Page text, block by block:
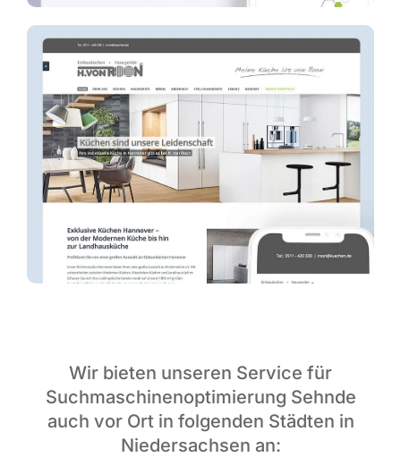
Wir bieten unseren Service für
Suchmaschinenoptimierung Sehnde
auch vor Ort in folgenden Städten in
Niedersachsen an: